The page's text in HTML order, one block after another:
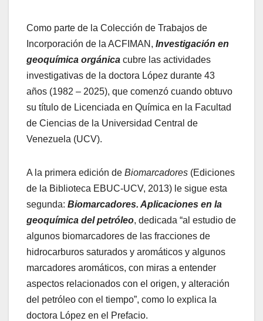
Como parte de la Colección de Trabajos de
Incorporación de la ACFIMAN, Investigación en
geoquímica orgánica cubre las actividades
investigativas de la doctora López durante 43
años (1982 – 2025), que comenzó cuando obtuvo
su título de Licenciada en Química en la Facultad
de Ciencias de la Universidad Central de
Venezuela (UCV).
A la primera edición de Biomarcadores (Ediciones
de la Biblioteca EBUC-UCV, 2013) le sigue esta
segunda: Biomarcadores. Aplicaciones en la
geoquímica del petróleo, dedicada “al estudio de
algunos biomarcadores de las fracciones de
hidrocarburos saturados y aromáticos y algunos
marcadores aromáticos, con miras a entender
aspectos relacionados con el origen, y alteración
del petróleo con el tiempo”, como lo explica la
doctora López en el Prefacio.